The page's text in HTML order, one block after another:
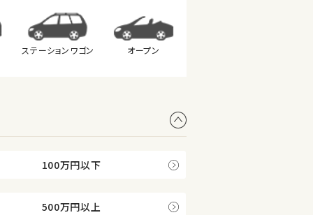
ステーション ワゴン オープン
100万円以下
500万円以上